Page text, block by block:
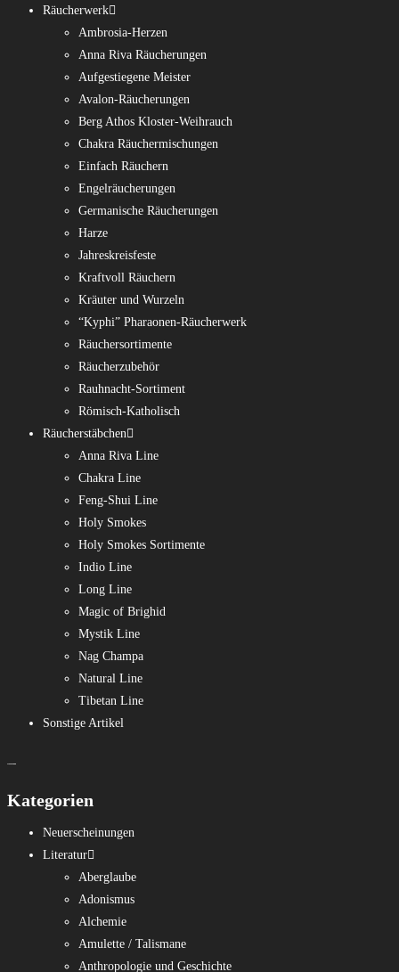
Räucherwerk
Ambrosia-Herzen
Anna Riva Räucherungen
Aufgestiegene Meister
Avalon-Räucherungen
Berg Athos Kloster-Weihrauch
Chakra Räuchermischungen
Einfach Räuchern
Engelräucherungen
Germanische Räucherungen
Harze
Jahreskreisfeste
Kraftvoll Räuchern
Kräuter und Wurzeln
“Kyphi” Pharaonen-Räucherwerk
Räuchersortimente
Räucherzubehör
Rauhnacht-Sortiment
Römisch-Katholisch
Räucherstäbchen
Anna Riva Line
Chakra Line
Feng-Shui Line
Holy Smokes
Holy Smokes Sortimente
Indio Line
Long Line
Magic of Brighid
Mystik Line
Nag Champa
Natural Line
Tibetan Line
Sonstige Artikel
Kategorien
Neuerscheinungen
Literatur
Aberglaube
Adonismus
Alchemie
Amulette / Talismane
Anthropologie und Geschichte